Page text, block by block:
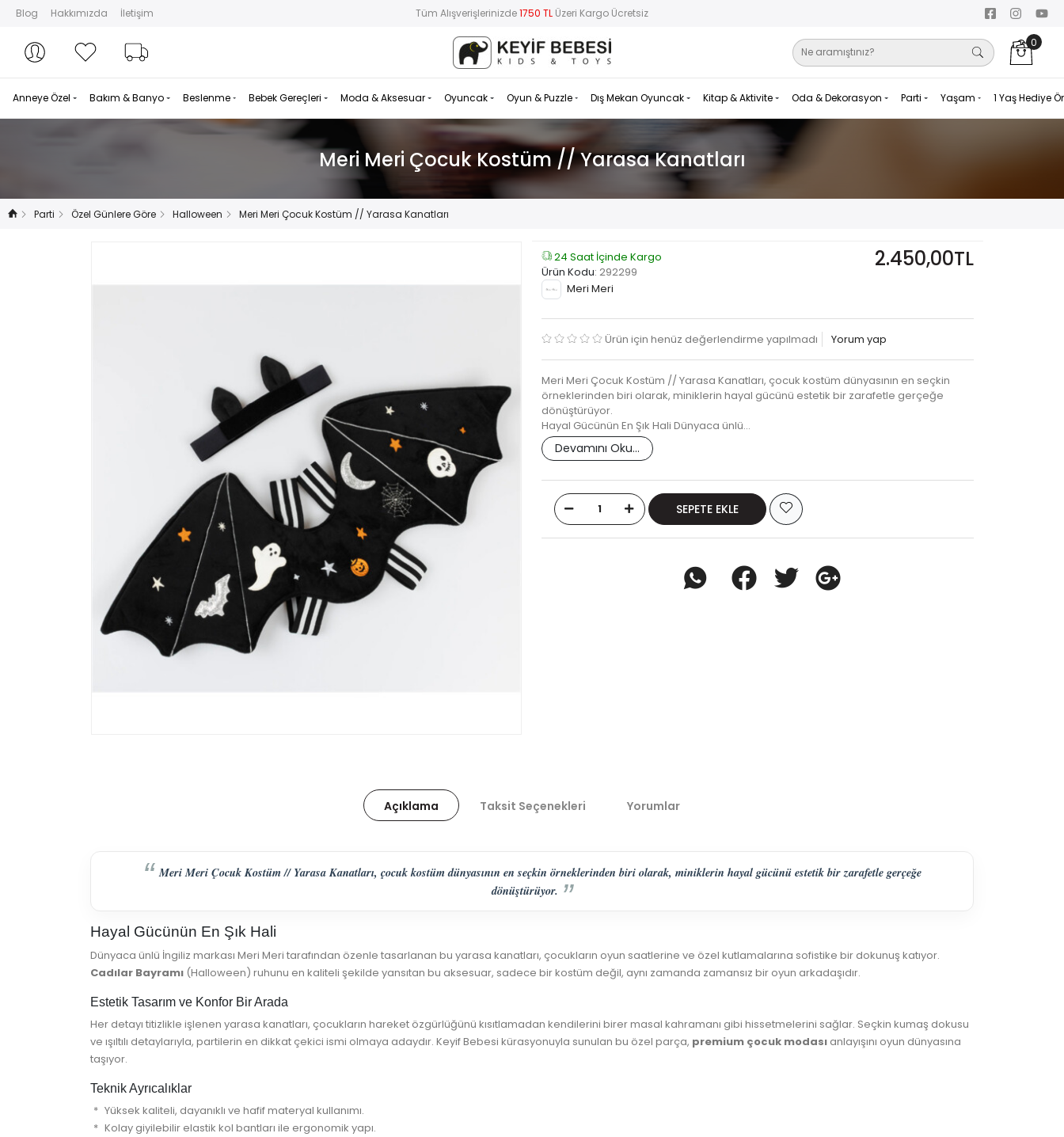
Blog Hakkımızda İletişim Tüm Alışverişlerinizde1750 TL Üzeri Kargo Ücretsiz
Hesabım
Hesabım Favorilerim 0
Anneye Özel Bakım & Banyo Beslenme Bebek Gereçleri Moda & Aksesuar Oyuncak Oyun & Puzzle Dış Mekan Oyuncak Kitap & Aktivite Oda & Dekorasyon Parti Yaşam 1 Yaş Hediye
Meri Meri Çocuk Kostüm // Yarasa Kanatları
Parti Özel Günlere Göre Halloween Meri Meri Çocuk Kostüm // Yarasa Kanatları
24 Saat İçinde Kargo
Ürün Kodu: 292299
Meri Meri
2.450,00TL
Ürün için henüz değerlendirme yapılmadı Yorum yap
Meri Meri Çocuk Kostüm // Yarasa Kanatları, çocuk kostüm dünyasının en seçkin
örneklerinden biri olarak, miniklerin hayal gücünü estetik bir zarafetle gerçeğe
dönüştürüyor.
Hayal Gücünün En Şık Hali Dünyaca ünlü…
Devamını Oku...
SEPETE EKLE
Açıklama Taksit Seçenekleri Yorumlar
Meri Meri Çocuk Kostüm // Yarasa Kanatları, çocuk kostüm dünyasının en seçkin örneklerinden biri olarak, miniklerin hayal gücünü estetik bir zarafetle gerçeğe
dönüştürüyor.
Hayal Gücünün En Şık Hali
Dünyaca ünlü İngiliz markası Meri Meri tarafından özenle tasarlanan bu yarasa kanatları, çocukların oyun saatlerine ve özel kutlamalarına sofistike bir dokunuş katıyor.
Cadılar Bayramı (Halloween) ruhunu en kaliteli şekilde yansıtan bu aksesuar, sadece bir kostüm değil, aynı zamanda zamansız bir oyun arkadaşıdır.
Estetik Tasarım ve Konfor Bir Arada
Her detayı titizlikle işlenen yarasa kanatları, çocukların hareket özgürlüğünü kısıtlamadan kendilerini birer masal kahramanı gibi hissetmelerini sağlar. Seçkin kumaş dokusu
ve ışıltılı detaylarıyla, partilerin en dikkat çekici ismi olmaya adaydır. Keyif Bebesi kürasyonuyla sunulan bu özel parça, premium çocuk modası anlayışını oyun dünyasına
taşıyor.
Teknik Ayrıcalıklar
Yüksek kaliteli, dayanıklı ve hafif materyal kullanımı.
Kolay giyilebilir elastik kol bantları ile ergonomik yapı.